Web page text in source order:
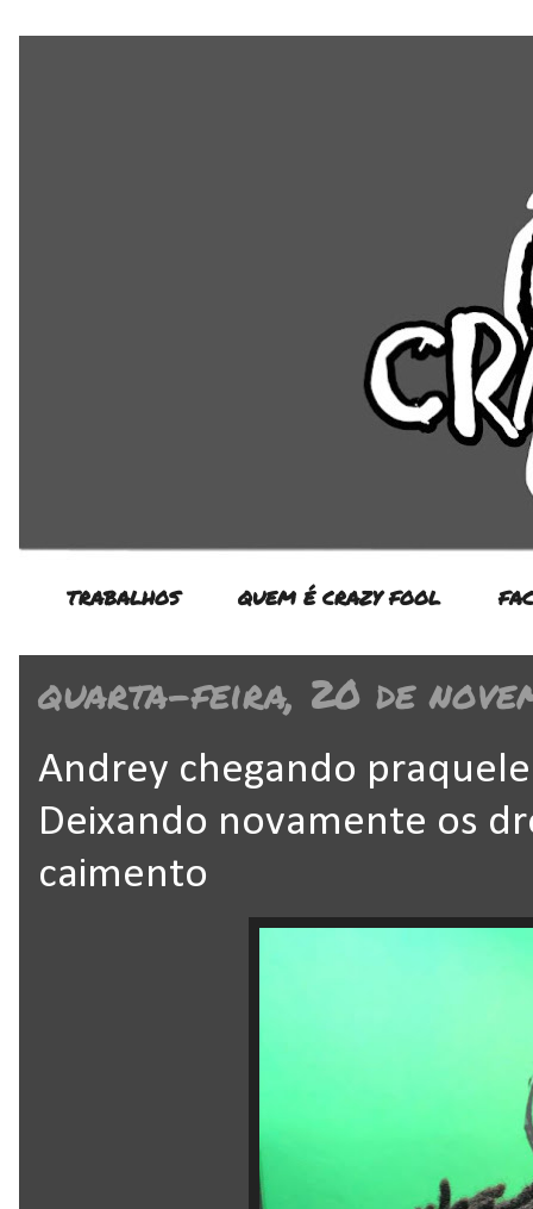
TRABALHOS QUEM É CRAZY FOOL
quarta-feira, 20 de
Andrey chegando
Deixando novamente os
caimento